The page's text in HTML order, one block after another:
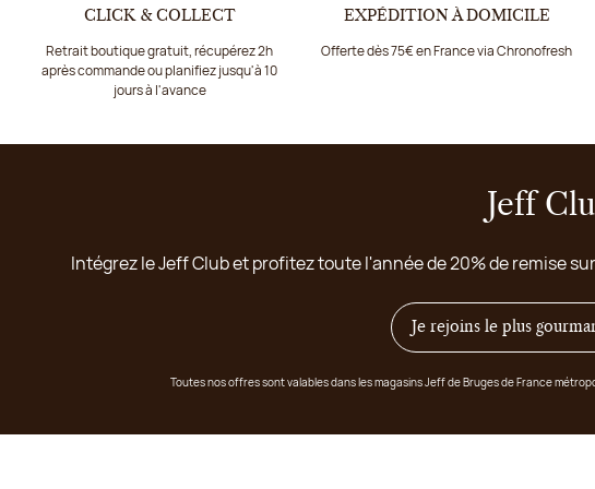
CLICK & COLLECT
Retrait boutique gratuit, récupérez 2h
après commande ou planifiez jusqu'à 10
jours à l'avance
EXPÉDITION À DOMICILE
Offerte dès 75€ en France via Chronofresh
Jeff
Intégrez le Jeff Club et profitez toute l'année de 20% de remise
Je rejoins le plus
Toutes nos offres sont valables dans les magasins Jeff de Bruges de France